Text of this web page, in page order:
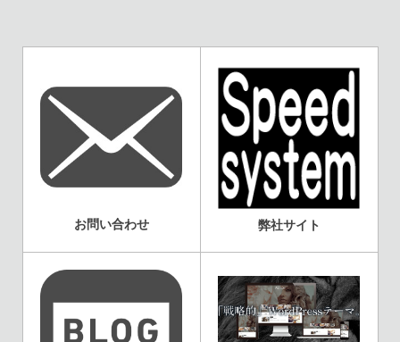
お問い合わせ 弊社サイト